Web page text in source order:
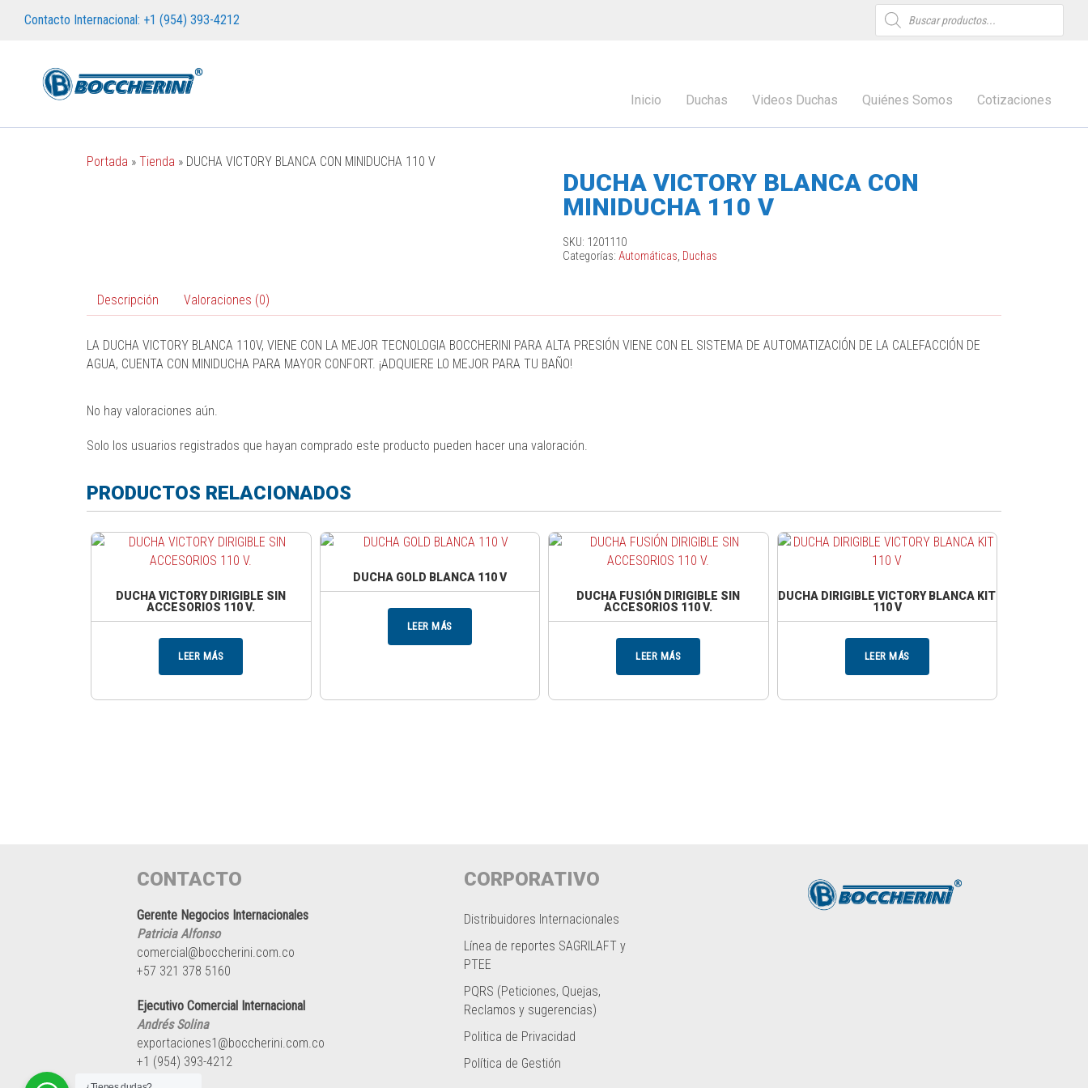
Contacto Internacional: +1 (954) 393-4212
Búsqueda
de
productos
Inicio Duchas Videos Duchas Quiénes Somos Cotizaciones
Portada » Tienda » DUCHA VICTORY BLANCA CON MINIDUCHA 110 V
DUCHA VICTORY BLANCA CON
MINIDUCHA 110 V
SKU: 1201110
Categorías: Automáticas, Duchas
Descripción Valoraciones (0)
LA DUCHA VICTORY BLANCA 110V, VIENE CON LA MEJOR TECNOLOGIA BOCCHERINI PARA ALTA PRESIÓN VIENE CON EL SISTEMA DE AUTOMATIZACIÓN DE LA CALEFACCIÓN DE
AGUA, CUENTA CON MINIDUCHA PARA MAYOR CONFORT. ¡ADQUIERE LO MEJOR PARA TU BAÑO!
No hay valoraciones aún.
Solo los usuarios registrados que hayan comprado este producto pueden hacer una valoración.
PRODUCTOS RELACIONADOS
DUCHA VICTORY DIRIGIBLE SIN
ACCESORIOS 110 V.
LEER MÁS
DUCHA GOLD BLANCA 110 V
LEER MÁS
DUCHA FUSIÓN DIRIGIBLE SIN
ACCESORIOS 110 V.
LEER MÁS
DUCHA DIRIGIBLE VICTORY BLANCA KIT
110 V
LEER MÁS
CONTACTO
Gerente Negocios Internacionales
Patricia Alfonso
comercial@boccherini.com.co
+57 321 378 5160
Ejecutivo Comercial Internacional
Andrés Solina
exportaciones1@boccherini.com.co
+1 (954) 393-4212
CORPORATIVO
Distribuidores Internacionales
Línea de reportes SAGRILAFT y
PTEE
PQRS (Peticiones, Quejas,
Reclamos y sugerencias)
Politica de Privacidad
Política de Gestión